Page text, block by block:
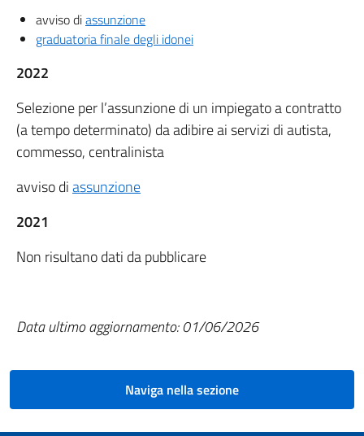
avviso diassunzione
graduatoria finale degli idonei
2022
Selezione per l’assunzione di un impiegato a contratto
(a tempo determinato) da adibire ai servizi di autista,
commesso, centralinista
avviso diassunzione
2021
Non risultano dati da pubblicare
Data ultimo aggiornamento: 01/06/2026
Naviga nella sezione